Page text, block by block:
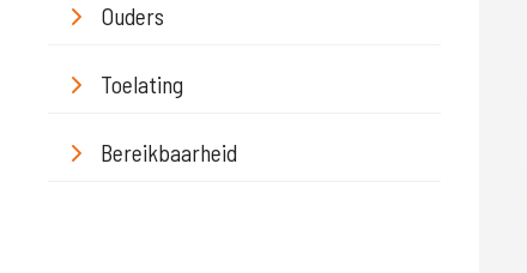
Ouders
Toelating
Bereikbaarheid